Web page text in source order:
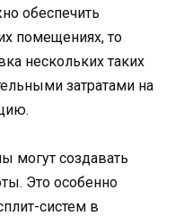
обеспечить
помещениях, то
нескольких таких
затратами на
могут создавать
Это особенно
систем в